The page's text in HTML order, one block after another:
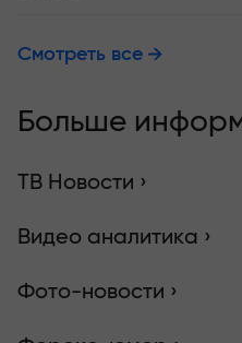
Смотреть все
Больше
ТВ Новости ›
Видео аналитика ›
Фото-новости ›